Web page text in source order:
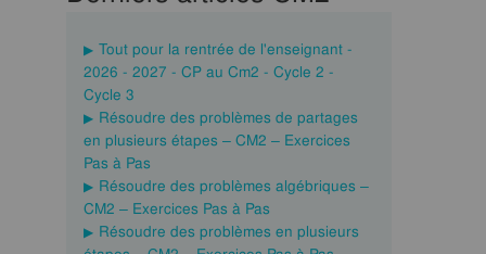
Tout pour la rentrée de l'enseignant -
2026 - 2027 - CP au Cm2 - Cycle 2 -
Cycle 3
Résoudre des problèmes de partages
en plusieurs étapes – CM2 – Exercices
Pas à Pas
Résoudre des problèmes algébriques –
CM2 – Exercices Pas à Pas
Résoudre des problèmes en plusieurs